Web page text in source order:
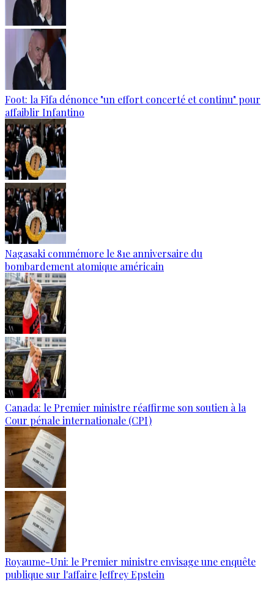
Foot: la Fifa dénonce "un effort concerté et continu" pour
affaiblir Infantino
Nagasaki commémore le 81e anniversaire du
bombardement atomique américain
Canada: le Premier ministre réaffirme son soutien à la
Cour pénale internationale (CPI)
Royaume-Uni: le Premier ministre envisage une enquête
publique sur l'affaire Jeffrey Epstein